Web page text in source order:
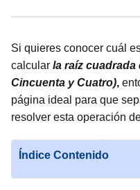
Si quieres conocer cuál
calcular la raíz cuadrada
Cincuenta y Cuatro),
página ideal para que
resolver esta operación
Índice Contenido